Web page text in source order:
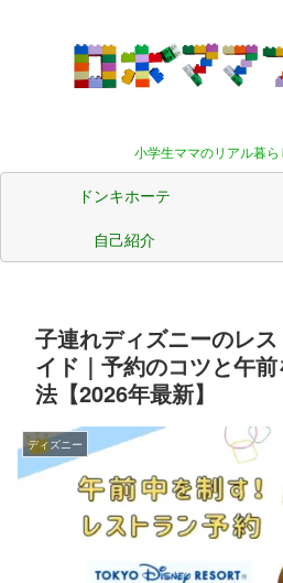
小学生ママのリアル暮
ドンキホーテ
自己紹介
子連れディズニーのレ
イド｜予約のコツと午
法【2026年最新】
ディズニー